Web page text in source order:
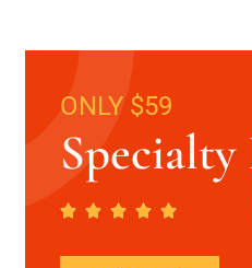
ONLY $59
Specialty